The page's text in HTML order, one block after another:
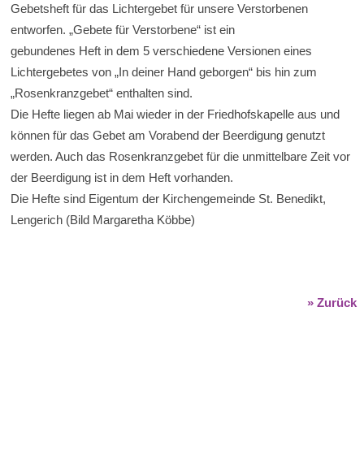
Gebetsheft für das Lichtergebet für unsere Verstorbenen
entworfen. „Gebete für Verstorbene“ ist ein
gebundenes Heft in dem 5 verschiedene Versionen eines
Lichtergebetes von „In deiner Hand geborgen“ bis hin zum
„Rosenkranzgebet“ enthalten sind.
Die Hefte liegen ab Mai wieder in der Friedhofskapelle aus und
können für das Gebet am Vorabend der Beerdigung genutzt
werden. Auch das Rosenkranzgebet für die unmittelbare Zeit vor
der Beerdigung ist in dem Heft vorhanden.
Die Hefte sind Eigentum der Kirchengemeinde St. Benedikt,
Lengerich (Bild Margaretha Köbbe)
» Zurück